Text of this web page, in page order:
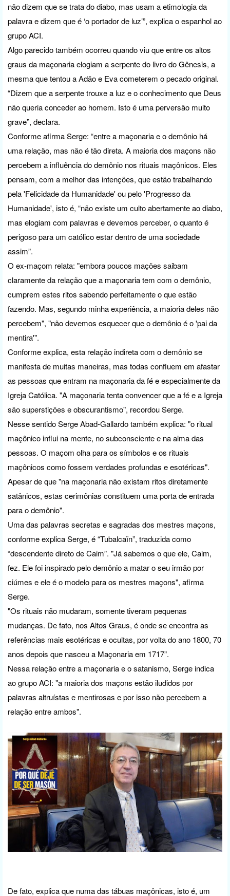
não dizem que se trata do diabo, mas usam a etimologia da
palavra e dizem que é ‘o portador de luz’”, explica o espanhol ao
grupo ACI.
Algo parecido também ocorreu quando viu que entre os altos
graus da maçonaria elogiam a serpente do livro do Gênesis, a
mesma que tentou a Adão e Eva cometerem o pecado original.
“Dizem que a serpente trouxe a luz e o conhecimento que Deus
não queria conceder ao homem. Isto é uma perversão muito
grave”, declara.
Conforme afirma Serge: “entre a maçonaria e o demônio há
uma relação, mas não é tão direta. A maioria dos maçons não
percebem a influência do demônio nos rituais maçônicos. Eles
pensam, com a melhor das intenções, que estão trabalhando
pela 'Felicidade da Humanidade' ou pelo 'Progresso da
Humanidade', isto é, “não existe um culto abertamente ao diabo,
mas elogiam com palavras e devemos perceber, o quanto é
perigoso para um católico estar dentro de uma sociedade
assim”.
O ex-maçom relata: "embora poucos mações saibam
claramente da relação que a maçonaria tem com o demônio,
cumprem estes ritos sabendo perfeitamente o que estão
fazendo. Mas, segundo minha experiência, a maioria deles não
percebem", "não devemos esquecer que o demônio é o 'pai da
mentira'".
Conforme explica, esta relação indireta com o demônio se
manifesta de muitas maneiras, mas todas confluem em afastar
as pessoas que entram na maçonaria da fé e especialmente da
Igreja Católica. "A maçonaria tenta convencer que a fé e a Igreja
são superstições e obscurantismo", recordou Serge.
Nesse sentido Serge Abad-Gallardo também explica: "o ritual
maçônico influi na mente, no subconsciente e na alma das
pessoas. O maçom olha para os símbolos e os rituais
maçônicos como fossem verdades profundas e esotéricas".
Apesar de que "na maçonaria não existam ritos diretamente
satânicos, estas cerimônias constituem uma porta de entrada
para o demônio".
Uma das palavras secretas e sagradas dos mestres maçons,
conforme explica Serge, é “Tubalcaïn”, traduzida como
“descendente direto de Caim”. "Já sabemos o que ele, Caim,
fez. Ele foi inspirado pelo demônio a matar o seu irmão por
ciúmes e ele é o modelo para os mestres maçons", afirma
Serge.
"Os rituais não mudaram, somente tiveram pequenas
mudanças. De fato, nos Altos Graus, é onde se encontra as
referências mais esotéricas e ocultas, por volta do ano 1800, 70
anos depois que nasceu a Maçonaria em 1717”.
Nessa relação entre a maçonaria e o satanismo, Serge indica
ao grupo ACI: "a maioria dos maçons estão iludidos por
palavras altruístas e mentirosas e por isso não percebem a
relação entre ambos".
De fato, explica que numa das tábuas maçônicas, isto é, um